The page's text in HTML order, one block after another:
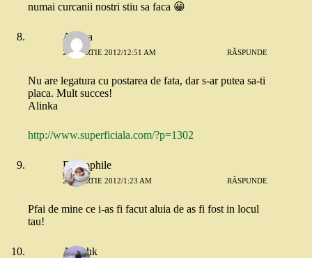
numai curcanii nostri stiu sa faca 😀
Alinka
22 MARTIE 2012/12:51 AM RĂSPUNDE
Nu are legatura cu postarea de fata, dar s-ar putea sa-ti
placa. Mult succes!
Alinka
http://www.superficiala.com/?p=1302
Bibliophile
22 MARTIE 2012/1:23 AM RĂSPUNDE
Pfai de mine ce i-as fi facut aluia de as fi fost in locul
tau!
Anushk